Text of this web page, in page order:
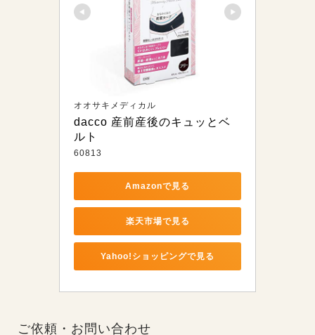
オオサキメディカル
dacco 産前産後のキュッとベ
ルト
60813
Amazonで見る
楽天市場で見る
Yahoo!ショッピングで見る
ご依頼・お問い合わせ